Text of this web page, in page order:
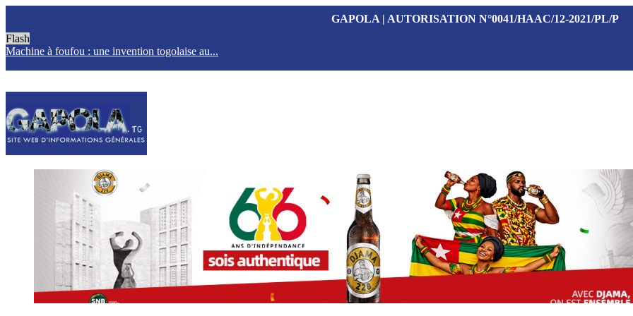
GAPOLA | AUTORISATION N°0041/HAAC/12-2021/PL/P
Flash
Machine à foufou : une invention togolaise au...